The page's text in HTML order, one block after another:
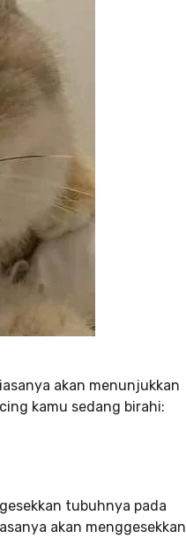
akan menunjukkan
kamu sedang birahi:
tubuhnya pada
akan menggesekkan